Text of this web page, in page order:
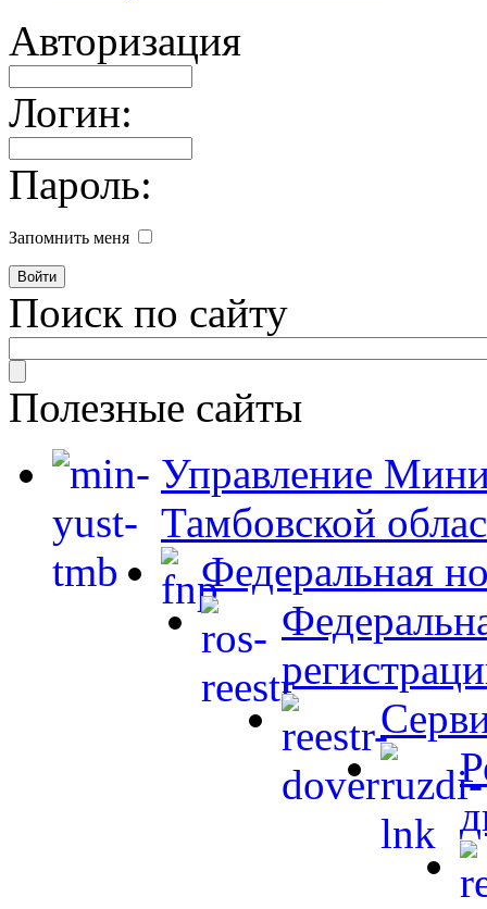
Авторизация
Логин:
Пароль:
Запомнить меня
Поиск по сайту
Полезные сайты
Управление
Тамбовской
Федеральная